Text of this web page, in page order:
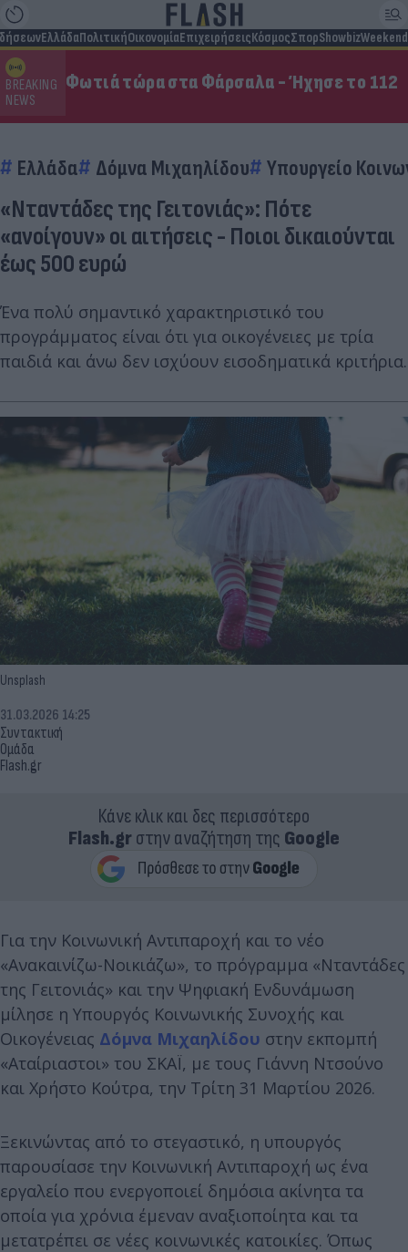
ΕλλάδαΠολιτικήΟικονομίαΕπιχειρήσειςΚόσμοςΣπορShowbizWeekend
BREAKING
NEWS
Φωτιά τώρα στα Φάρσαλα - Ήχησε το 112
Ελλάδα Δόμνα Μιχαηλίδου Υπουργείο
«Νταντάδες της Γειτονιάς»: Πότε
«ανοίγουν» οι αιτήσεις - Ποιοι δικαιούνται
έως 500 ευρώ
Ένα πολύ σημαντικό χαρακτηριστικό του
προγράμματος είναι ότι για οικογένειες με τρία
παιδιά και άνω δεν ισχύουν εισοδηματικά κριτήρια.
Unsplash
Συντακτική
Ομάδα
Flash.gr
31.03.2026 14:25
Κάνε κλικ και δες περισσότερο
Flash.grστην αναζήτηση της Google
Για την Κοινωνική Αντιπαροχή και το νέο
«Ανακαινίζω-Νοικιάζω», το πρόγραμμα «Νταντάδες
της Γειτονιάς» και την Ψηφιακή Ενδυνάμωση
μίλησε η Υπουργός Κοινωνικής Συνοχής και
Οικογένειας Δόμνα Μιχαηλίδου στην εκπομπή
«Αταίριαστοι» του ΣΚΑΪ, με τους Γιάννη Ντσούνο
και Χρήστο Κούτρα, την Τρίτη 31 Μαρτίου 2026.
Ξεκινώντας από το στεγαστικό, η υπουργός
παρουσίασε την Κοινωνική Αντιπαροχή ως ένα
εργαλείο που ενεργοποιεί δημόσια ακίνητα τα
οποία για χρόνια έμεναν αναξιοποίητα και τα
μετατρέπει σε νέες κοινωνικές κατοικίες. Όπως